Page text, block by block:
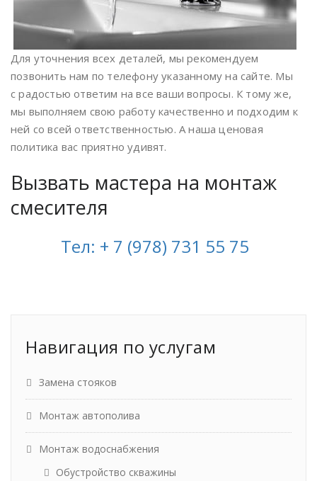
Для уточнения всех деталей, мы рекомендуем
позвонить нам по телефону указанному на сайте. Мы
с радостью ответим на все ваши вопросы. К тому же,
мы выполняем свою работу качественно и подходим к
ней со всей ответственностью. А наша ценовая
политика вас приятно удивят.
Вызвать мастера на монтаж
смесителя
Тел: + 7 (978) 731 55 75
Навигация по услугам
Замена стояков
Монтаж автополива
Монтаж водоснабжения
Обустройство скважины